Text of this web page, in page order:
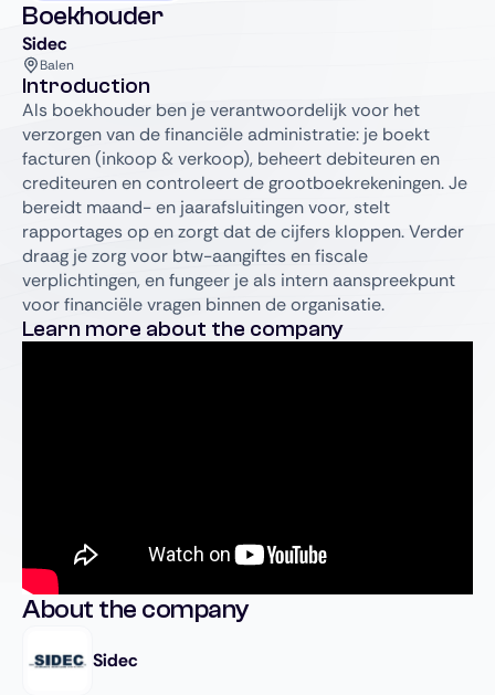
Boekhouder
Sidec
Balen
Introduction
Als boekhouder ben je verantwoordelijk voor het
verzorgen van de financiële administratie: je boekt
facturen (inkoop & verkoop), beheert debiteuren en
crediteuren en controleert de grootboekrekeningen. Je
bereidt maand- en jaarafsluitingen voor, stelt
rapportages op en zorgt dat de cijfers kloppen. Verder
draag je zorg voor btw-aangiftes en fiscale
verplichtingen, en fungeer je als intern aanspreekpunt
voor financiële vragen binnen de organisatie.
Learn more about the company
About the company
Sidec